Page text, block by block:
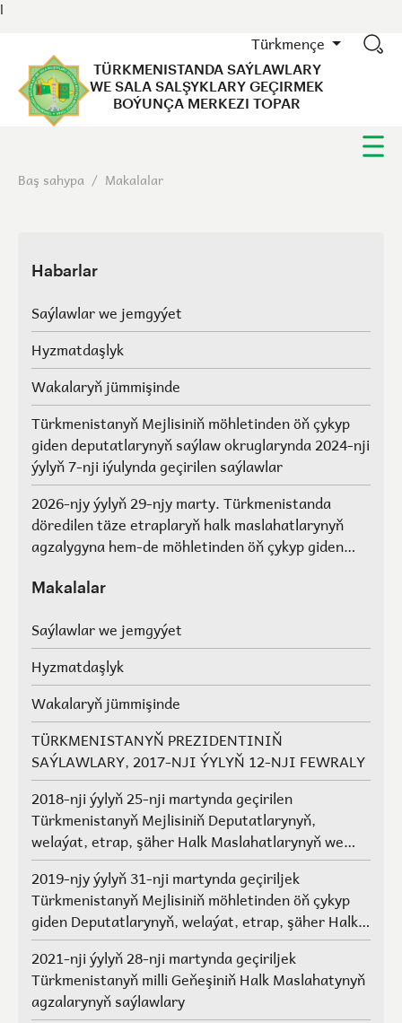
l
Türkmençe
TÜRKMENISTANDA SAÝLAWLARY
WE SALA SALŞYKLARY GEÇIRMEK
BOÝUNÇA MERKEZI TOPAR
Baş sahypa / Makalalar
Habarlar
Saýlawlar we jemgyýet
Hyzmatdaşlyk
Wakalaryň jümmişinde
Türkmenistanyň Mejlisiniň möhletinden öň çykyp
giden deputatlarynyň saýlaw okruglarynda 2024-nji
ýylyň 7-nji iýulynda geçirilen saýlawlar
2026-njy ýylyň 29-njy marty. Türkmenistanda
döredilen täze etraplaryň halk maslahatlarynyň
agzalygyna hem-de möhletinden öň çykyp giden
maslahatlarynyň we Geňeşleriň agzalarynyň ýerine
Makalalar
Saýlawlar we jemgyýet
Hyzmatdaşlyk
Wakalaryň jümmişinde
TÜRKMENISTANYŇ PREZIDENTINIŇ
SAÝLAWLARY, 2017-NJI ÝYLYŇ 12-NJI FEWRALY
2018-nji ýylyň 25-nji martynda geçirilen
Türkmenistanyň Mejlisiniň Deputatlarynyň,
welaýat, etrap, şäher Halk Maslahatlarynyň we
Geňeşleriň agzalarynyň saýlawlary.
2019-njy ýylyň 31-nji martynda geçiriljek
Türkmenistanyň Mejlisiniň möhletinden öň çykyp
giden Deputatlarynyň, welaýat, etrap, şäher Halk
Maslahatlarynyň we Geňeşleriň agzalarynyň ýerine
saýlawlar
2021-nji ýylyň 28-nji martynda geçiriljek
Türkmenistanyň milli Geňeşiniň Halk Maslahatynyň
agzalarynyň saýlawlary